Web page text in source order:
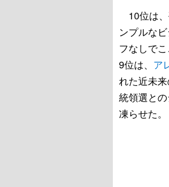
10位は
ンプルな
フなしで
9位は、 ア
れた近未
統領選と
凍らせた。